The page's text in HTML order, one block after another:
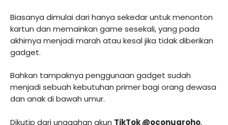
Biasanya dimulai dari hanya sekedar untuk menonton
kartun dan memainkan game sesekali, yang pada
akhirnya menjadi marah atau kesal jika tidak diberikan
gadget.
Bahkan tampaknya penggunaan gadget sudah
menjadi sebuah kebutuhan primer bagi orang dewasa
dan anak di bawah umur.
Dikutip dari unggahan akun TikTok @oconugroho,